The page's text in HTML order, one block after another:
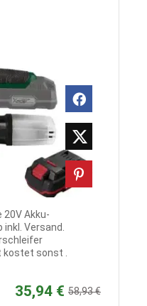
20V Akku-
inkl. Versand.
kostet sonst .
35,94 € 58,93 €